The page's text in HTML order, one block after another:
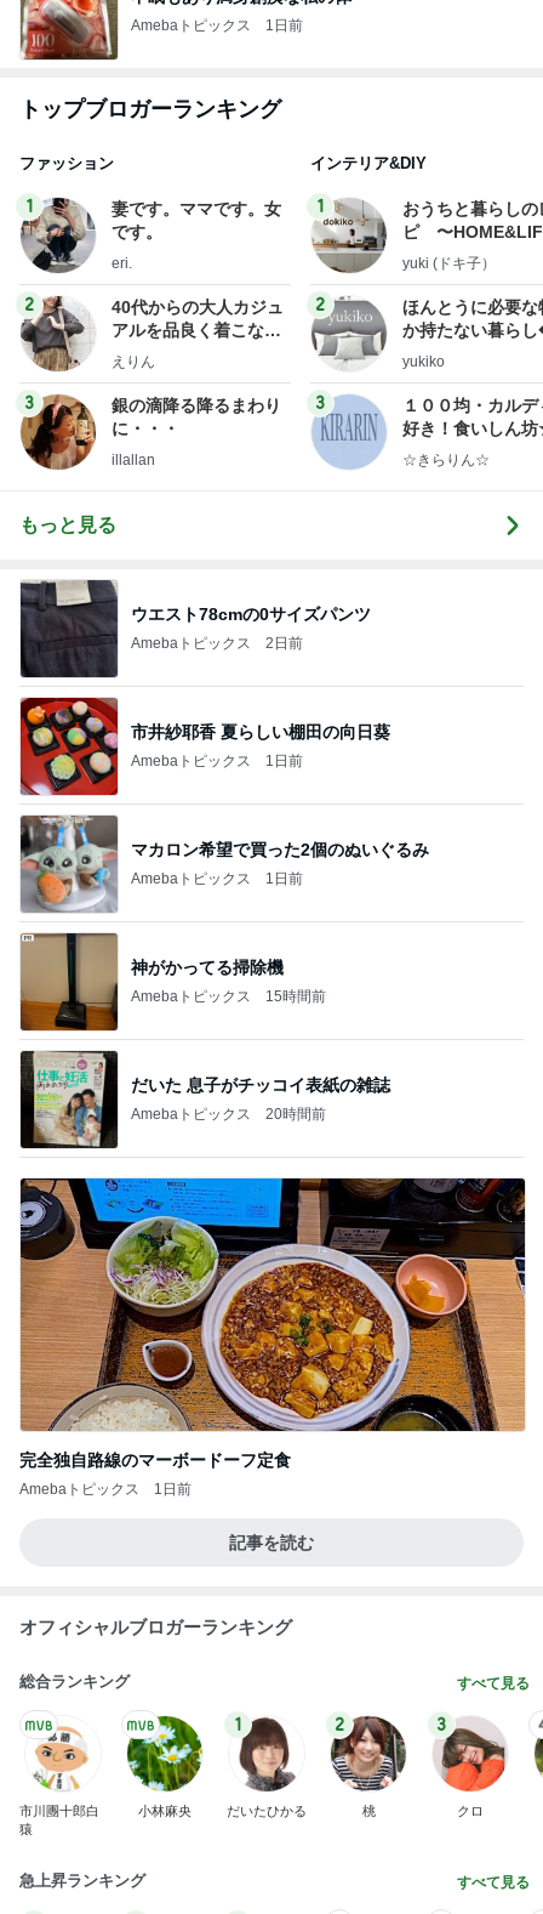
Amebaトピックス 1日前
トップブロガーランキング
ファッション
1
妻です。ママです。女
です。
eri.
2
40代からの大人カジュ
アルを品良く着こなす
ファッションブログ
えりん
3
銀の滴降る降るまわり
に・・・
illallan
インテリア&DIY
1
おうちと暮らしの
ピ 〜
yuki (ドキ子）
2
ほんとうに必要な
か持たない暮ら
ep Life Simple◆
yukiko
3
１００均・カルデ
好き！食いしん
らりん☆のブログ
☆きらりん☆
もっと見る
ウエスト78cmの0サイズパンツ
Amebaトピックス 2日前
市井紗耶香 夏らしい棚田の向日葵
Amebaトピックス 1日前
マカロン希望で買った2個のぬいぐるみ
Amebaトピックス 1日前
神がかってる掃除機
Amebaトピックス 15時間前
だいた 息子がチッコイ表紙の雑誌
Amebaトピックス 20時間前
完全独自路線のマーボードーフ定食
Amebaトピックス 1日前
記事を読む
オフィシャルブロガーランキング
総合ランキング すべて見る
市川團十郎白
猿
小林麻央
1
だいたひかる
2
桃
3
クロ
急上昇ランキング すべて見る